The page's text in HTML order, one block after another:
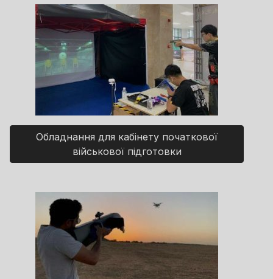
Обладнання для кабінету початкової
військової підготовки